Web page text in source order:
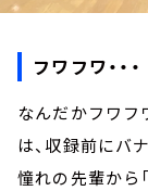
フワフワ・・・
なんだかフワフ
は、収録前にバ
憧れの先輩から